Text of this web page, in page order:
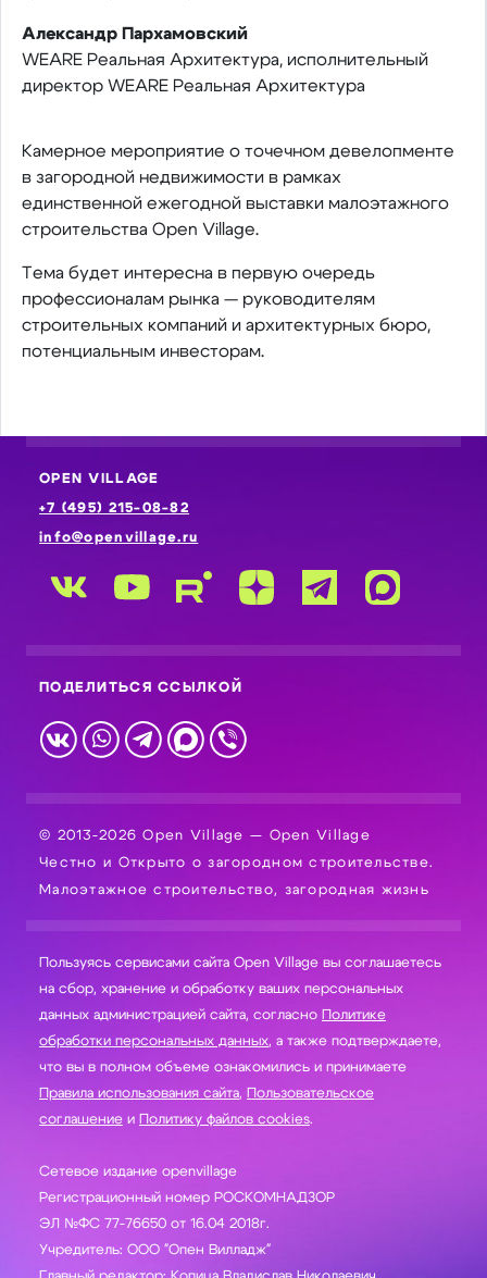
Александр Пархамовский
WEARE Реальная Архитектура, исполнительный
директор WEARE Реальная Архитектура
Камерное мероприятие о точечном девелопменте
в загородной недвижимости в рамках
единственной ежегодной выставки малоэтажного
строительства Open Village.
Тема будет интересна в первую очередь
профессионалам рынка — руководителям
строительных компаний и архитектурных бюро,
потенциальным инвесторам.
OPEN VILLAGE
+7 (495) 215-08-82
info@openvillage.ru
ПОДЕЛИТЬСЯ ССЫЛКОЙ
© 2013-2026 Open Village — Open Village
Честно и Открыто о загородном строительстве.
Малоэтажное строительство, загородная жизнь
Пользуясь сервисами сайта Open Village вы соглашаетесь
на сбор, хранение и обработку ваших персональных
данных администрацией сайта, согласно Политике
обработки персональных данных, а также подтверждаете,
что вы в полном объеме ознакомились и принимаете
Правила использования сайта, Пользовательское
соглашение и Политику файлов cookies.
Сетевое издание openvillage
Регистрационный номер РОСКОМНАДЗОР
ЭЛ №ФС 77-76650 от 16.04 2018г.
Учредитель: ООО "Опен Вилладж"